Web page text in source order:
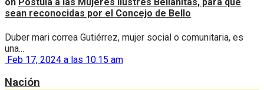
on Postula a las Mujeres Ilustres Bellanitas, para que
sean reconocidas por el Concejo de Bello
Duber mari correa Gutiérrez, mujer social o comunitaria, es
una...
Feb 17, 2024 a las 10:15 am
Nación